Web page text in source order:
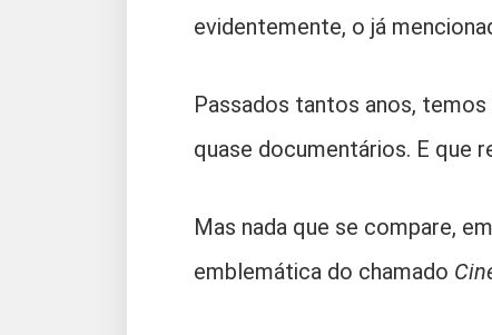
evidentemente, o já
Passados tantos anos,
quase documentários. E que
Mas nada que se compare,
emblemática do chamado